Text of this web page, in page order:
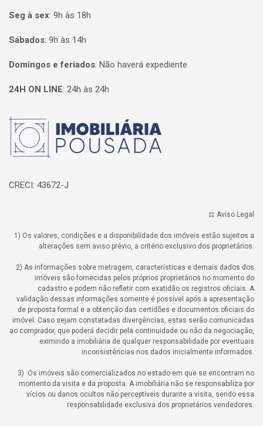
Seg à sex: 9h às 18h
Sábados: 9h às 14h
Domingos e feriados: Não haverá expediente
24H ON LINE: 24h às 24h
Página inicial
CRECI: 43672-J
⚖️ Aviso Legal
1) Os valores, condições e a disponibilidade dos imóveis estão sujeitos a
alterações sem aviso prévio, a critério exclusivo dos proprietários.
2) As informações sobre metragem, características e demais dados dos
imóveis são fornecidas pelos próprios proprietários no momento do
cadastro e podem não refletir com exatidão os registros oficiais. A
validação dessas informações somente é possível após a apresentação
de proposta formal e a obtenção das certidões e documentos oficiais do
imóvel. Caso sejam constatadas divergências, estas serão comunicadas
ao comprador, que poderá decidir pela continuidade ou não da negociação,
eximindo a imobiliária de qualquer responsabilidade por eventuais
inconsistências nos dados inicialmente informados.
3) Os imóveis são comercializados no estado em que se encontram no
momento da visita e da proposta. A imobiliária não se responsabiliza por
vícios ou danos ocultos não perceptíveis durante a visita, sendo essa
responsabilidade exclusiva dos proprietários vendedores.